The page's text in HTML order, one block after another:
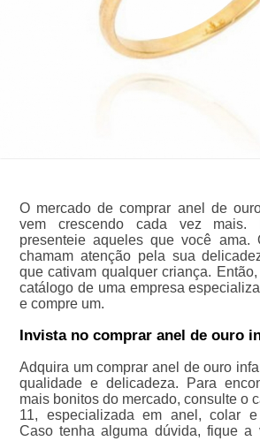
O mercado de comprar anel de
vem crescendo cada vez mais.
presenteie aqueles que você ama.
chamam atenção pela sua
que cativam qualquer criança.
catálogo de uma empresa
e compre um.
Invista no comprar anel de ouro
Adquira um comprar anel de ouro
qualidade e delicadeza. Para
mais bonitos do mercado, consulte o
11, especializada em anel, colar
Caso tenha alguma dúvida, fique a